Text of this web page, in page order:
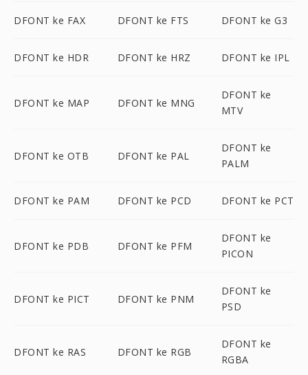
DFONT ke FAX DFONT ke FTS DFONT ke G3
DFONT ke HDR DFONT ke HRZ DFONT ke IPL
DFONT ke MAP DFONT ke MNG
DFONT ke
MTV
DFONT ke OTB DFONT ke PAL
DFONT ke
PALM
DFONT ke PAM DFONT ke PCD DFONT ke PCT
DFONT ke PDB DFONT ke PFM
DFONT ke
PICON
DFONT ke PICT DFONT ke PNM
DFONT ke
PSD
DFONT ke RAS DFONT ke RGB
DFONT ke
RGBA